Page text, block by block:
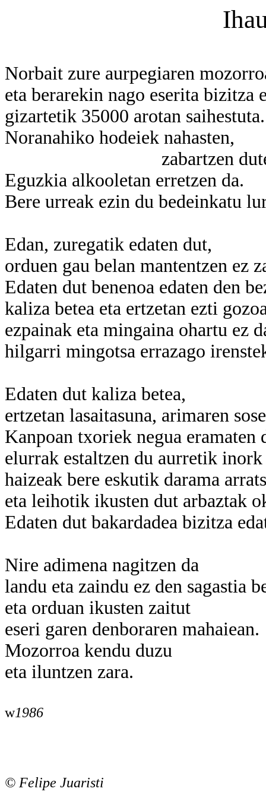
Norbait zure aurpegiaren
eta berarekin nago eserita bizitza
gizartetik 35000 arotan saihestuta.
Noranahiko hodeiek nahasten,
zabartzen dute
Eguzkia alkooletan erretzen da.
Bere urreak ezin du bedeinkatu
Edan, zuregatik edaten dut,
orduen gau belan mantentzen ez
Edaten dut benenoa edaten den
kaliza betea eta ertzetan ezti
ezpainak eta mingaina ohartu ez
hilgarri mingotsa errazago
Edaten dut kaliza betea,
ertzetan lasaitasuna, arimaren
Kanpoan txoriek negua eramaten
elurrak estaltzen du aurretik
haizeak bere eskutik darama
eta leihotik ikusten dut arbaztak
Edaten dut bakardadea bizitza
Nire adimena nagitzen da
landu eta zaindu ez den sagastia
eta orduan ikusten zaitut
eseri garen denboraren mahaiean.
Mozorroa kendu duzu
eta iluntzen zara.
w1986
© Felipe Juaristi